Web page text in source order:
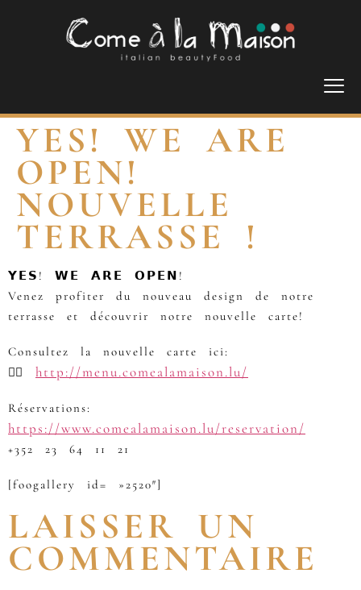
YES! WE ARE
OPEN!
NOUVELLE
TERRASSE !
𝗬𝗘𝗦! 𝗪𝗘 𝗔𝗥𝗘 𝗢𝗣𝗘𝗡!
Venez profiter du nouveau design de notre
terrasse et découvrir notre nouvelle carte!
Consultez la nouvelle carte ici:
👉🏽
http://menu.comealamaison.lu/
Réservations:
https://www.comealamaison.lu/reservation/
+352 23 64 11 21
[foogallery id= »2520″]
LAISSER UN
COMMENTAIRE